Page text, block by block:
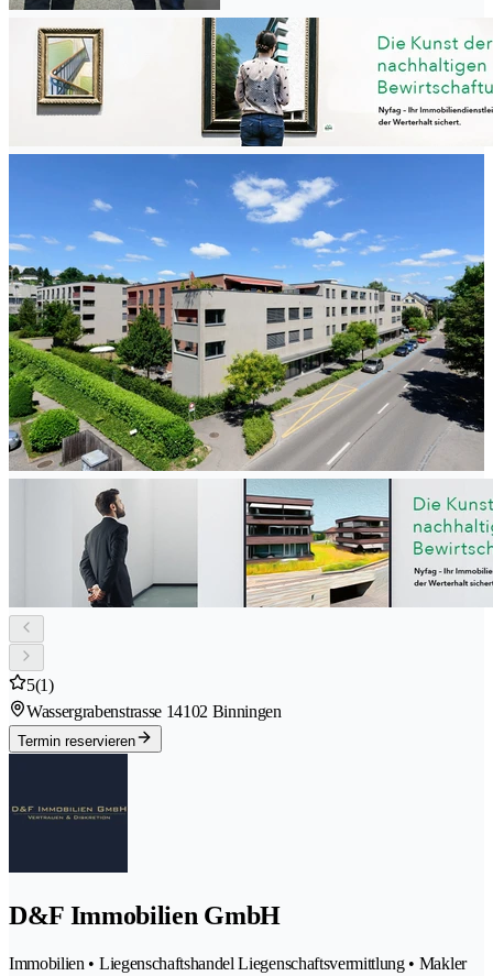
5(1)
Wassergrabenstrasse 14102 Binningen
Termin reservieren
D&F Immobilien GmbH
Immobilien • Liegenschaftshandel Liegenschaftsvermittlung • Makler